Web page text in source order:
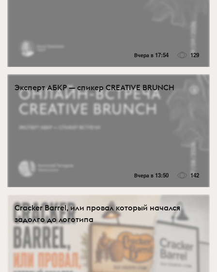
Вчера в 17:54 129
Эксперт АБКР — спикер CREATIVE BRUNCH
Вчера в 13:50 142
Cracker Barrel, или провал который начался
задолго до логотипа